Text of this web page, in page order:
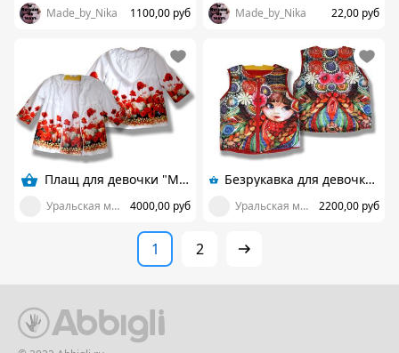
Made_by_Nika 1100,00 руб Made_by_Nika 22,00 руб
Плащ для девочки "Маки"
Уральская мастерица 4000,00 руб
Безрукавка для девочки "Матрешка" фотопринт
Уральская мастерица 2200,00 руб
1 2